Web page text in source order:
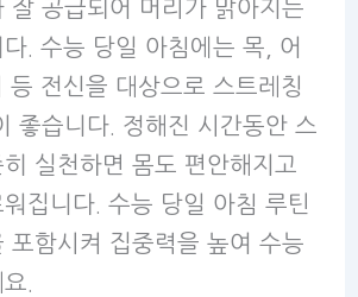
잘 공급되어 머리가 맑아지는
. 수능 당일 아침에는 목, 어
등 전신을 대상으로 스트레칭
좋습니다. 정해진 시간동안 스
실천하면 몸도 편안해지고
집니다. 수능 당일 아침 루틴
포함시켜 집중력을 높여 수능
.